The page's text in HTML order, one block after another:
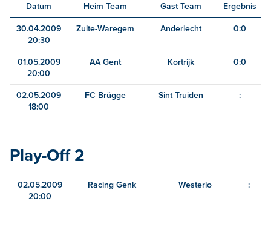
Datum Heim Team Gast Team Ergebnis
30.04.2009
20:30
Zulte-Waregem Anderlecht 0:0
01.05.2009
20:00
AA Gent Kortrijk 0:0
02.05.2009
18:00
FC Brügge Sint Truiden :
Play-Off 2
02.05.2009
20:00
Racing Genk Westerlo :